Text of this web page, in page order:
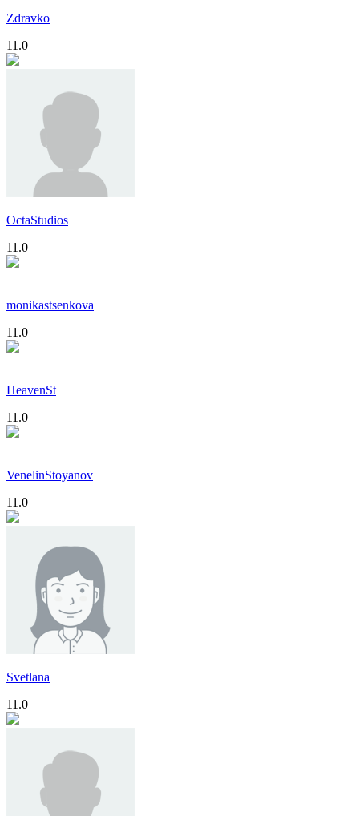
Zdravko
11.0
OctaStudios
11.0
monikastsenkova
11.0
HeavenSt
11.0
VenelinStoyanov
11.0
Svetlana
11.0